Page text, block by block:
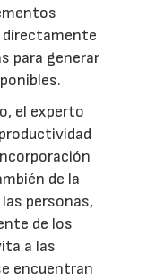
directamente
para generar
el experto
de la
personas,
de los
a las
encuentran